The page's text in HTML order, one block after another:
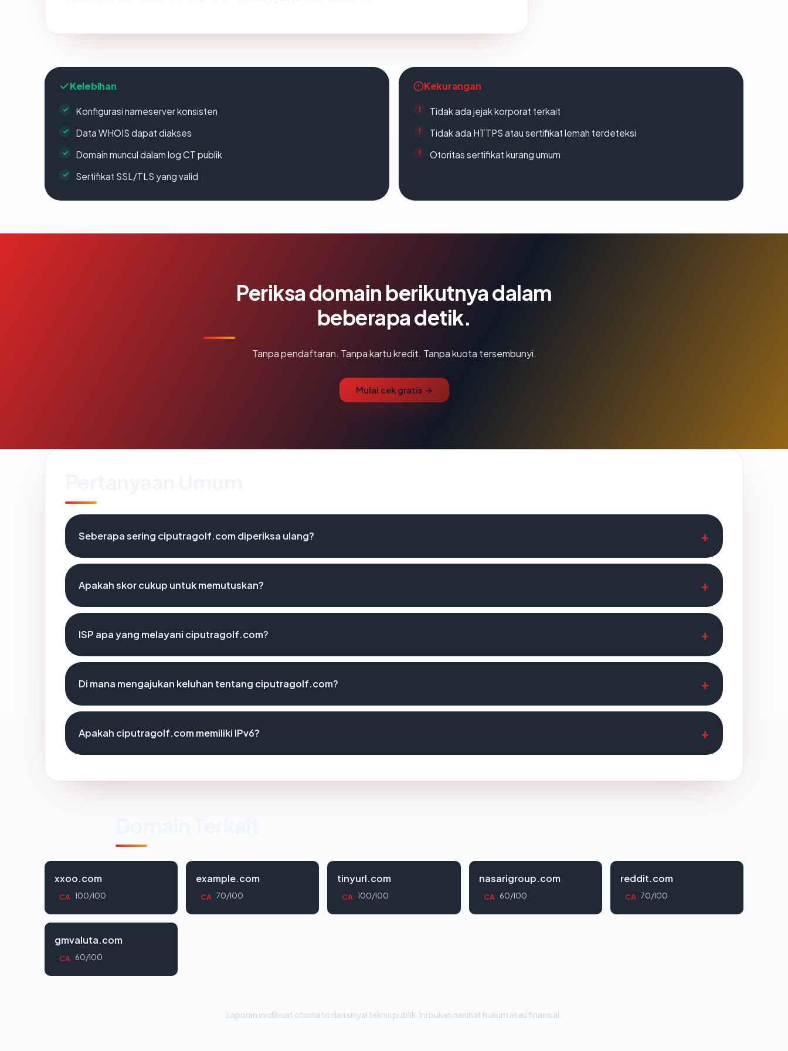
Kelebihan
Konfigurasi nameserver konsisten
Data WHOIS dapat diakses
Domain muncul dalam log CT publik
Sertifikat SSL/TLS yang valid
Kekurangan
Tidak ada jejak korporat terkait
Tidak ada HTTPS atau sertifikat lemah terdeteksi
Otoritas sertifikat kurang umum
Periksa domain berikutnya dalam
beberapa detik.
Tanpa pendaftaran. Tanpa kartu kredit. Tanpa kuota tersembunyi.
Mulai cek gratis →
Seberapa sering ciputragolf.com diperiksa ulang?
Apakah skor cukup untuk memutuskan?
ISP apa yang melayani ciputragolf.com?
Di mana mengajukan keluhan tentang ciputragolf.com?
Apakah ciputragolf.com memiliki IPv6?
xxoo.com
CA 100/100
example.com
CA 70/100
tinyurl.com
CA 100/100
nasarigroup.com
CA 60/100
reddit.com
CA 70/100
gmvaluta.com
CA 60/100
Laporan ini dibuat otomatis dari sinyal teknis publik. Ini bukan nasihat hukum atau finansial.